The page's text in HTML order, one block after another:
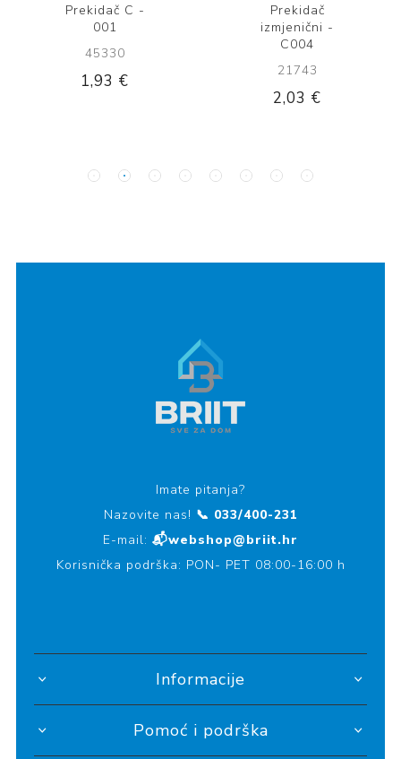
Prekidač C -
001
45330
1,93 €
Prekidač
izmjenični -
C004
21743
2,03 €
Imate pitanja?
Nazovite nas! 📞 033/400-231
E-mail: 📬webshop@briit.hr
Korisnička podrška: PON- PET 08:00-16:00 h
Informacije
Pomoć i podrška